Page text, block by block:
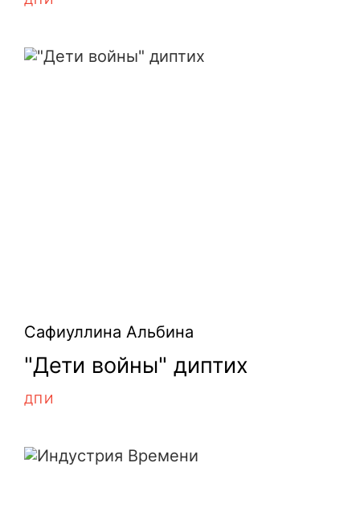
"Дети войны" диптих
Сафиуллина Альбина
"Дети войны" диптих
ДПИ
Индустрия Времени